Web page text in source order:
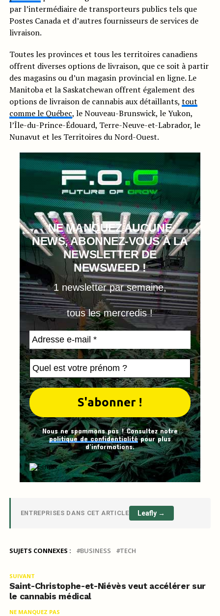
par l’intermédiaire de transporteurs publics tels que
Postes Canada et d’autres fournisseurs de services de
livraison.
Toutes les provinces et tous les territoires canadiens
offrent diverses options de livraison, que ce soit à partir
des magasins ou d’un magasin provincial en ligne. Le
Manitoba et la Saskatchewan offrent également des
options de livraison de cannabis aux détaillants, tout
comme le Québec, le Nouveau-Brunswick, le Yukon,
l’Île-du-Prince-Édouard, Terre-Neuve-et-Labrador, le
Nunavut et les Territoires du Nord-Ouest.
NE MANQUEZ AUCUNE
NEWS, ABONNEZ-VOUS À LA
NEWSLETTER DE
NEWSWEED !
1 newsletter par semaine,
tous les mercredis !
Nous ne spammons pas ! Consultez notre
politique de confidentialitépour plus
d’informations.
ENTREPRISES DANS CET ARTICLE Leafly →
SUJETS CONNEXES : BUSINESS TECH
SUIVANT
Saint-Christophe-et-Niévès veut accélérer sur
le cannabis médical
NE MANQUEZ PAS